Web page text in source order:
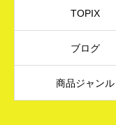
TOPIX
ブログ
商品ジャンル